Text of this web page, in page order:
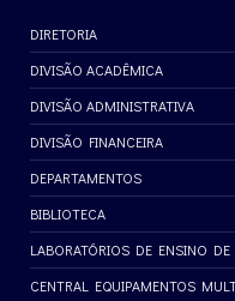
DIRETORIA
DIVISÃO ACADÊMICA
DIVISÃO ADMINISTRATIVA
DIVISÃO FINANCEIRA
DEPARTAMENTOS
BIBLIOTECA
LABORATÓRIOS DE ENSINO DE
CENTRAL EQUIPAMENTOS